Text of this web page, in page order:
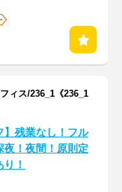
ィス/236_1《236_1
】残業なし！フル
夜！夜間！原則定
！